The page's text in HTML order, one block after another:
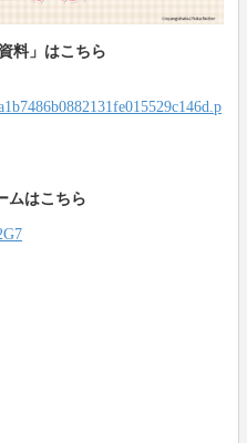
料」はこちら
ムはこちら